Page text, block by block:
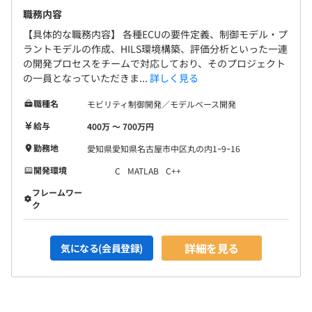
職務内容
【具体的な職務内容】 各種ECUの要件定義、制御モデル・プ
ラントモデルの作成、HILS環境構築、評価分析といった一連
の開発プロセスをチームで対応しており、そのプロジェクト
の一員となっていただきま... 詳しく見る
職種名
モビリティ制御開発／モデルベース開発
給与
400万 〜 700万円
勤務地
愛知県愛知県名古屋市中区丸の内1ｰ9ｰ16
開発環境
C MATLAB C++
フレームワー
ク
気になる(会員登録) 詳細を見る